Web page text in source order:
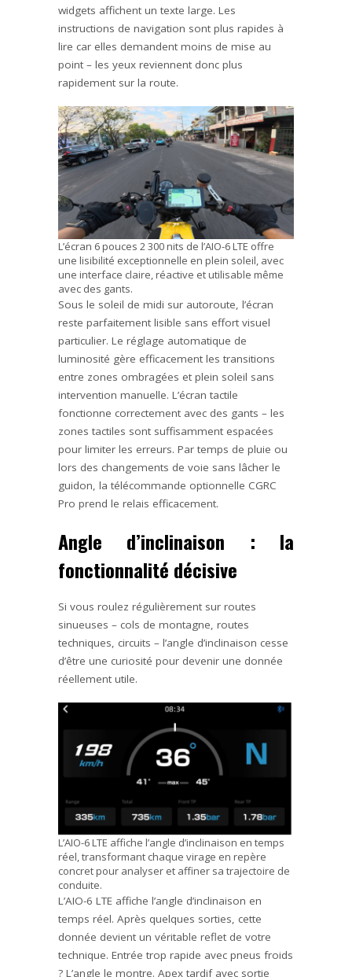
widgets affichent un texte large. Les
instructions de navigation sont plus rapides à
lire car elles demandent moins de mise au
point – les yeux reviennent donc plus
rapidement sur la route.
L’écran 6 pouces 2 300 nits de l’AIO-6 LTE offre
une lisibilité exceptionnelle en plein soleil, avec
une interface claire, réactive et utilisable même
avec des gants.
Sous le soleil de midi sur autoroute, l’écran
reste parfaitement lisible sans effort visuel
particulier. Le réglage automatique de
luminosité gère efficacement les transitions
entre zones ombragées et plein soleil sans
intervention manuelle. L’écran tactile
fonctionne correctement avec des gants – les
zones tactiles sont suffisamment espacées
pour limiter les erreurs. Par temps de pluie ou
lors des changements de voie sans lâcher le
guidon, la télécommande optionnelle CGRC
Pro prend le relais efficacement.
Angle d’inclinaison : la
fonctionnalité décisive
Si vous roulez régulièrement sur routes
sinueuses – cols de montagne, routes
techniques, circuits – l’angle d’inclinaison cesse
d’être une curiosité pour devenir une donnée
réellement utile.
L’AIO-6 LTE affiche l’angle d’inclinaison en temps
réel, transformant chaque virage en repère
concret pour analyser et affiner sa trajectoire de
conduite.
L’AIO-6 LTE affiche l’angle d’inclinaison en
temps réel. Après quelques sorties, cette
donnée devient un véritable reflet de votre
technique. Entrée trop rapide avec pneus froids
? L’angle le montre. Apex tardif avec sortie
au top de l'actu